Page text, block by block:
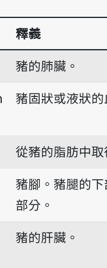
釋義
音讀ti-hì/tu-hì
豬的肺臟。
tu-huih
豬固狀或液狀的
音讀ti-iû/tu-iû
從豬的脂肪中取
tu-kha
豬腳。豬腿的
部分。
豬的肝臟。